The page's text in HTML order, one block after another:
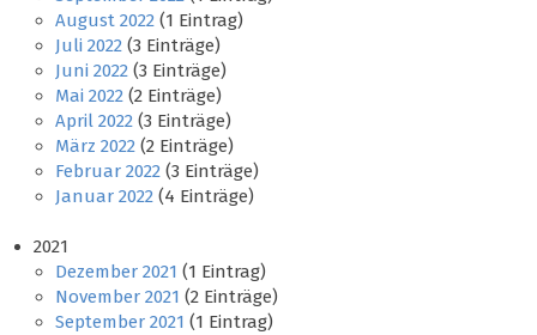
August 2022 (1 Eintrag)
Juli 2022 (3 Einträge)
Juni 2022 (3 Einträge)
Mai 2022 (2 Einträge)
April 2022 (3 Einträge)
März 2022 (2 Einträge)
Februar 2022 (3 Einträge)
Januar 2022 (4 Einträge)
2021
Dezember 2021 (1 Eintrag)
November 2021 (2 Einträge)
September 2021 (1 Eintrag)